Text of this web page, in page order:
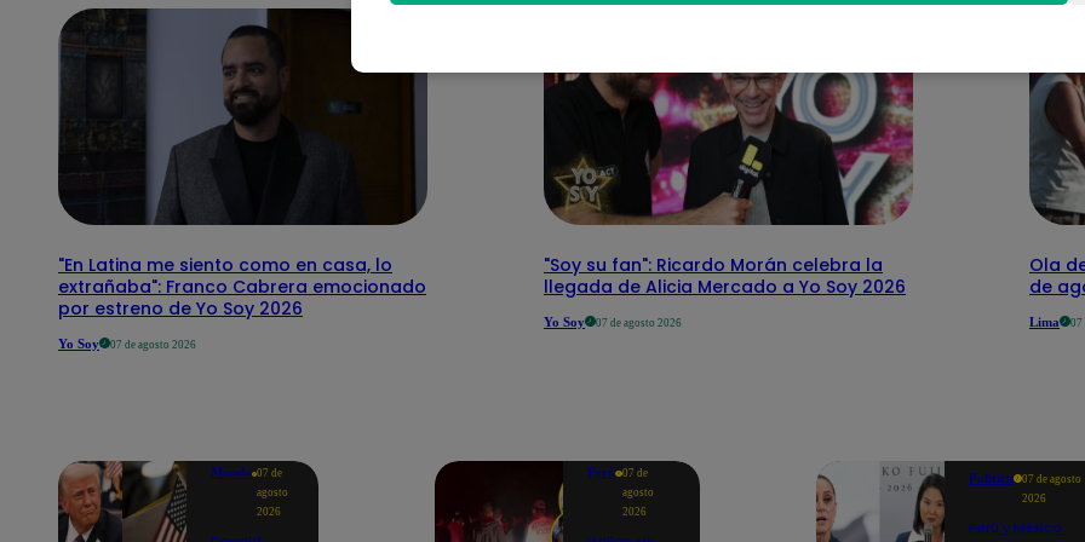
"En Latina me siento como en casa, lo
extrañaba": Franco Cabrera emocionado
por estreno de Yo Soy 2026
Yo Soy 07 de agosto 2026
"Soy su fan": Ricardo Morán celebra la
llegada de Alicia Mercado a Yo Soy 2026
Yo Soy 07 de agosto 2026
Ola
de
Lima 07
Mundo 07 de
agosto
2026
Perú 07 de
agosto
2026
Política
07 de agosto
2026
Perú y México